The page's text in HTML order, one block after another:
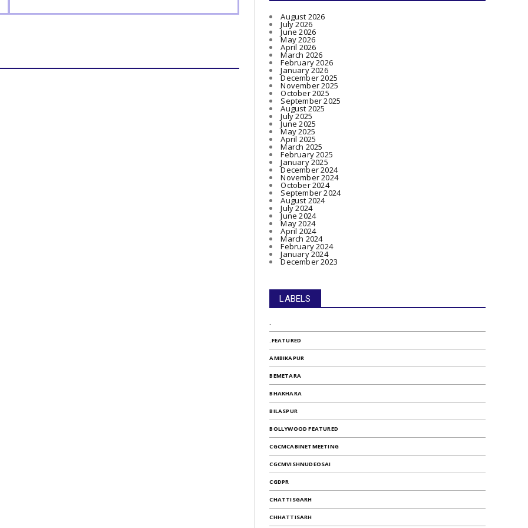
August 2026
July 2026
June 2026
May 2026
April 2026
March 2026
February 2026
January 2026
December 2025
November 2025
October 2025
September 2025
August 2025
July 2025
June 2025
May 2025
April 2025
March 2025
February 2025
January 2025
December 2024
November 2024
October 2024
September 2024
August 2024
July 2024
June 2024
May 2024
April 2024
March 2024
February 2024
January 2024
December 2023
LABELS
.
.FEATURED
AMBIKAPUR
BEMETARA
BHAKHARA
BILASPUR
BOLLYWOOD FEATURED
CGCMCABINETMEETING
CGCMVISHNUDEOSAI
CGDPR
CHATTISGARH
CHHATTISARH